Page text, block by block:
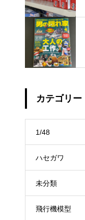
カテゴリー
1/48
ハセガワ
未分類
飛行機模型